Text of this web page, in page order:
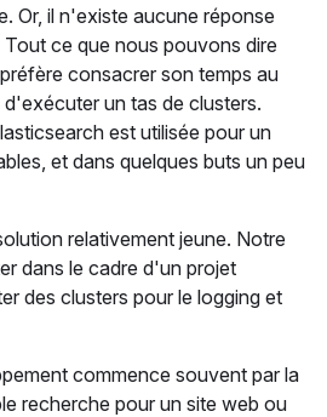
Or, il n'existe aucune réponse
ce que nous pouvons dire
consacrer son temps au
un tas de clusters.
est utilisée pour un
et dans quelques buts un peu
relativement jeune. Notre
dans le cadre d'un projet
des clusters pour le logging et
commence souvent par la
recherche pour un site web ou